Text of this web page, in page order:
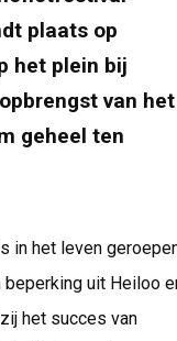
plaats op
het plein bij
van het
geheel ten
in het leven
uit Heiloo
het succes van